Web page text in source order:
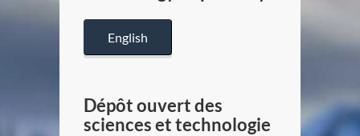
Canada
English
Dépôt ouvert des
sciences et technologie